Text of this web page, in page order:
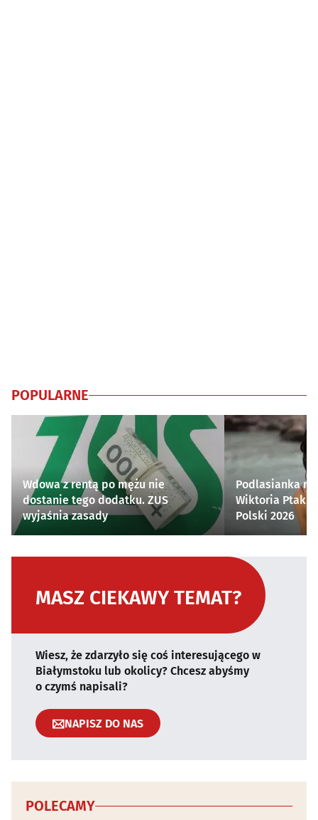
POPULARNE
Wdowa z rentą po mężu nie
dostanie tego dodatku. ZUS
wyjaśnia zasady
Podlasianka
Wiktoria Ptak
Polski 2026
MASZ CIEKAWY TEMAT?
Wiesz, że zdarzyło się coś interesującego w
Białymstoku lub okolicy? Chcesz abyśmy
o czymś napisali?
NAPISZ DO NAS
POLECAMY